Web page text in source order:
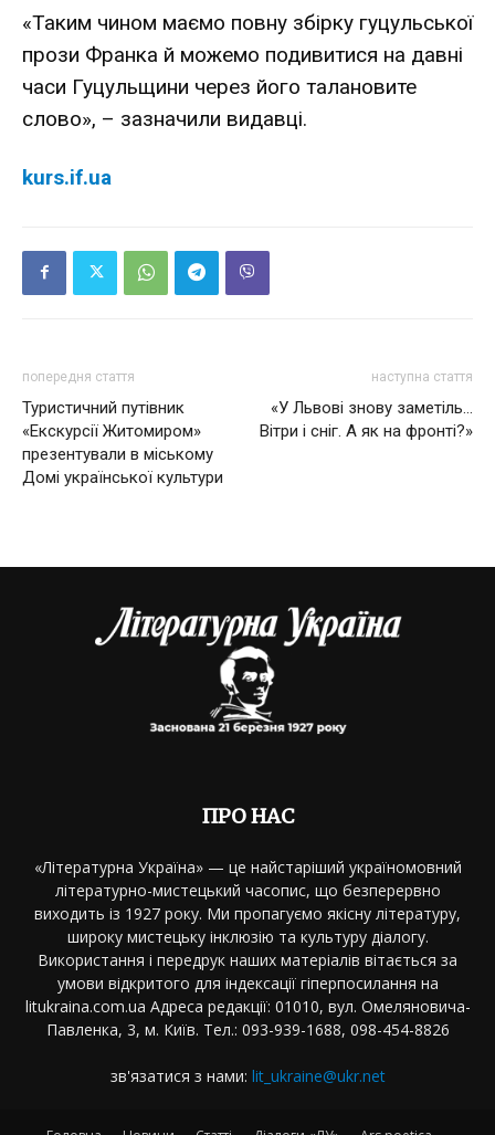
«Таким чином маємо повну збірку гуцульської
прози Франка й можемо подивитися на давні
часи Гуцульщини через його талановите
слово», – зазначили видавці.
kurs.if.ua
попередня стаття
Туристичний путівник
«Екскурсії Житомиром»
презентували в міському
Домі української культури
наступна стаття
«У Львові знову заметіль…
Вітри і сніг. А як на фронті?»
ПРО НАС
«Літературна Україна» — це найстаріший україномовний
літературно-мистецький часопис, що безперервно
виходить із 1927 року. Ми пропагуємо якісну літературу,
широку мистецьку інклюзію та культуру діалогу.
Використання і передрук наших матеріалів вітається за
умови відкритого для індексації гіперпосилання на
litukraina.com.ua Адреса редакції: 01010, вул. Омеляновича-
Павленка, 3, м. Київ. Тел.: 093-939-1688, 098-454-8826
зв'язатися з нами: lit_ukraine@ukr.net